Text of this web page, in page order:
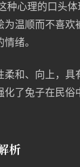
种心理的口头
为温顺而不喜欢
绪。
柔和、向上，具
化了兔子在民俗
析